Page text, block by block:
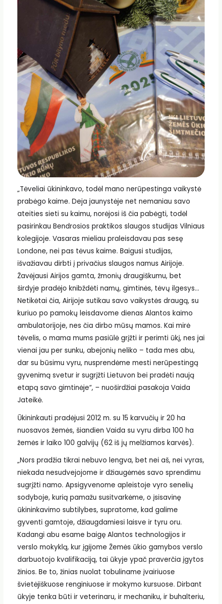
„Tėveliai ūkininkavo, todėl mano nerūpestinga vaikystė
prabėgo kaime. Deja jaunystėje net nemaniau savo
ateities sieti su kaimu, norėjosi iš čia pabėgti, todėl
pasirinkau Bendrosios praktikos slaugos studijas Vilniaus
kolegijoje. Vasaras mieliau praleisdavau pas sesę
Londone, nei pas tėvus kaime. Baigusi studijas,
išvažiavau dirbti į privačius slaugos namus Airijoje.
Žavėjausi Airijos gamta, žmonių draugiškumu, bet
širdyje pradėjo knibždėti namų, gimtinės, tėvų ilgesys…
Netikėtai čia, Airijoje sutikau savo vaikystės draugą, su
kuriuo po pamokų leisdavome dienas Alantos kaimo
ambulatorijoje, nes čia dirbo mūsų mamos. Kai mirė
tėvelis, o mama mums pasiūlė grįžti ir perimti ūkį, nes jai
vienai jau per sunku, abejonių neliko – tada mes abu,
dar su būsimu vyru, nusprendėme mesti nerūpestingą
gyvenimą svetur ir sugrįžti Lietuvon bei pradėti naują
etapą savo gimtinėje“, – nuoširdžiai pasakoja Vaida
Jateikė.
Ūkininkauti pradėjusi 2012 m. su 15 karvučių ir 20 ha
nuosavos žemės, šiandien Vaida su vyru dirba 100 ha
žemės ir laiko 100 galvijų (62 iš jų melžiamos karvės).
„Nors pradžia tikrai nebuvo lengva, bet nei aš, nei vyras,
niekada nesudvejojome ir džiaugėmės savo sprendimu
sugrįžti namo. Apsigyvenome apleistoje vyro senelių
sodyboje, kurią pamažu susitvarkėme, o įsisavinę
ūkininkavimo subtilybes, supratome, kad galime
gyventi gamtoje, džiaugdamiesi laisve ir tyru oru.
Kadangi abu esame baigę Alantos technologijos ir
verslo mokyklą, kur įgijome Žemės ūkio gamybos verslo
darbuotojo kvalifikaciją, tai ūkyje ypač praverčia įgytos
žinios. Be to, žinias nuolat tobuliname įvairiuose
švietėjiškuose renginiuose ir mokymo kursuose. Dirbant
ūkyje tenka būti ir veterinaru, ir mechaniku, ir buhalteriu,